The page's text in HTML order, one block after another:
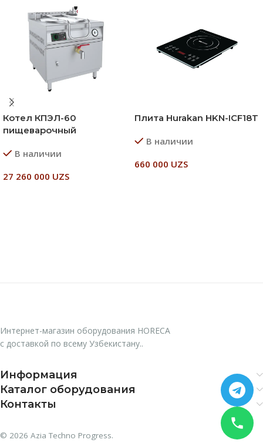
Котел КПЭЛ-60
пищеварочный
В наличии
27 260 000 UZS
Плита Hurakan HKN-ICF18T
В наличии
660 000 UZS
Интернет-магазин оборудования HORECA
с доставкой по всему Узбекистану..
Информация
Каталог оборудования
Контакты
© 2026 Azia Techno Progress.